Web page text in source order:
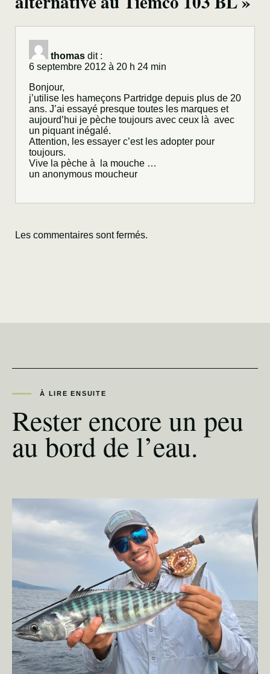
thomas dit :
6 septembre 2012 à 20 h 24 min
Bonjour,
j’utilise les hameçons Partridge depuis plus de 20
ans. J’ai essayé presque toutes les marques et
aujourd’hui je pèche toujours avec ceux là avec
un piquant inégalé.
Attention, les essayer c’est les adopter pour
toujours.
Vive la pèche à la mouche …
un anonymous moucheur
Les commentaires sont fermés.
À LIRE ENSUITE
Rester encore un peu
au bord de l’eau.